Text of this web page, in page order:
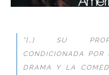
“[…] SU
CONDICIONADA POR
DRAMA Y LA